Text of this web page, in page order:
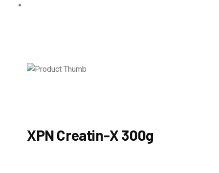
XPN Creatin-X 300g